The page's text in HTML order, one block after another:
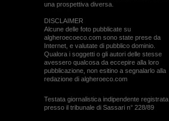
una prospettiva diversa.
DISCLAIMER
Alcune delle foto pubblicate su
algheroecoeco.com sono state prese da
Internet, e valutate di pubblico dominio.
Qualora i soggetti o gli autori delle stesse
avessero qualcosa da eccepire alla loro
pubblicazione, non esitino a segnalarlo alla
redazione di algheroeco.com
Testata giornalistica indipendente registrata
presso il tribunale di Sassari n° 228/89